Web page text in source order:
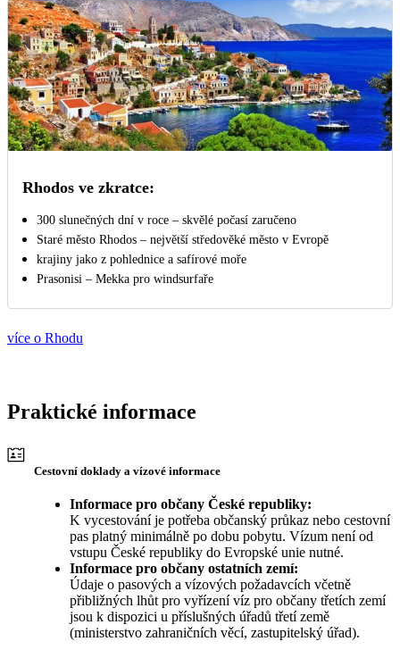
Rhodos ve zkratce:
300 slunečných dní v roce – skvělé počasí zaručeno
Staré město Rhodos – největší středověké město v Evropě
krajiny jako z pohlednice a safírové moře
Prasonisi – Mekka pro windsurfaře
více o Rhodu
Praktické informace
Cestovní doklady a vízové informace
Informace pro občany České republiky:
K vycestování je potřeba občanský průkaz nebo cestovní
pas platný minimálně po dobu pobytu. Vízum není od
vstupu České republiky do Evropské unie nutné.
Informace pro občany ostatních zemí:
Údaje o pasových a vízových požadavcích včetně
přibližných lhůt pro vyřízení víz pro občany třetích zemí
jsou k dispozici u příslušných úřadů třetí země
(ministerstvo zahraničních věcí, zastupitelský úřad).